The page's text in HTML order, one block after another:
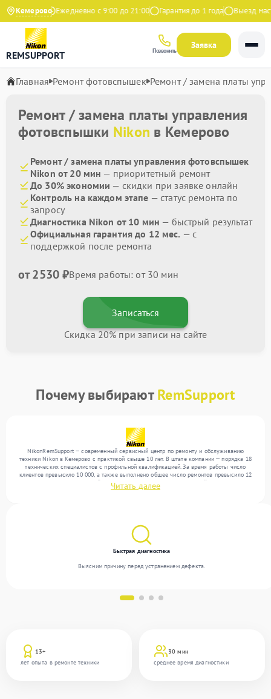
Кемерово
на Яндекс Ежедневно с 9:00 до 21:00 Гарантия до 1 года Выезд
REMSUPPORT Позвонить
Заявка
Главная Ремонт фотовспышек Ремонт / замена платы
Ремонт / замена платы управления
фотовспышки Nikon в Кемерово
Ремонт / замена платы управления фотовспышек
Nikon от 20 мин — приоритетный ремонт
До 30% экономии — скидки при заявке онлайн
Контроль на каждом этапе — статус ремонта по
запросу
Диагностика Nikon от 10 мин — быстрый результат
Официальная гарантия до 12 мес. — с
поддержкой после ремонта
от 2530 ₽Время работы: от 30 мин
Записаться
Скидка 20% при записи на сайте
Почему выбираютRemSupport
NikonRemSupport — современный сервисный центр по ремонту и обслуживанию
техники Nikon в Кемерово с практикой свыше 10 лет. В штате компании — порядка 18
технических специалистов с профильной квалификацией. За время работы число
клиентов превысило 10 000, а также выполнено общее число ремонтов превысило 12
000. Ежемесячно в сервисный центр поступает более 300 обращений, включая , , . Мы
беремся за задачи любой сложности и гарантируем высокое качество обслуживания
Читать далее
13+
лет опыта в ремонте техники
30 мин
среднее время диагностики
Быстрая диагностика
Выясним причину перед устранением дефекта.